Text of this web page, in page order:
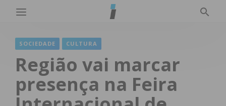
SOCIEDADE CULTURA
Região vai marcar
presença na Feira